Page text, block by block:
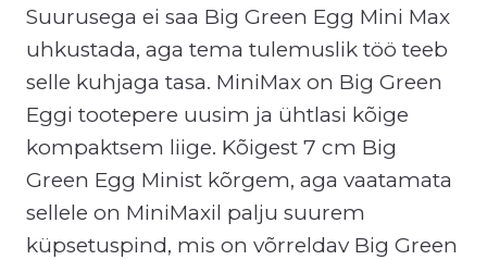
Suurusega ei saa Big Green Egg Mini Max
uhkustada, aga tema tulemuslik töö teeb
selle kuhjaga tasa. MiniMax on Big Green
Eggi tootepere uusim ja ühtlasi kõige
kompaktsem liige. Kõigest 7 cm Big
Green Egg Minist kõrgem, aga vaatamata
sellele on MiniMaxil palju suurem
küpsetuspind, mis on võrreldav Big Green